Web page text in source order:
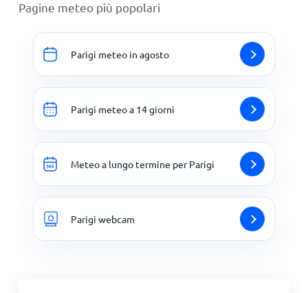
Pagine meteo più popolari
Parigi meteo in agosto
Parigi meteo a 14 giorni
Meteo a lungo termine per Parigi
Parigi webcam